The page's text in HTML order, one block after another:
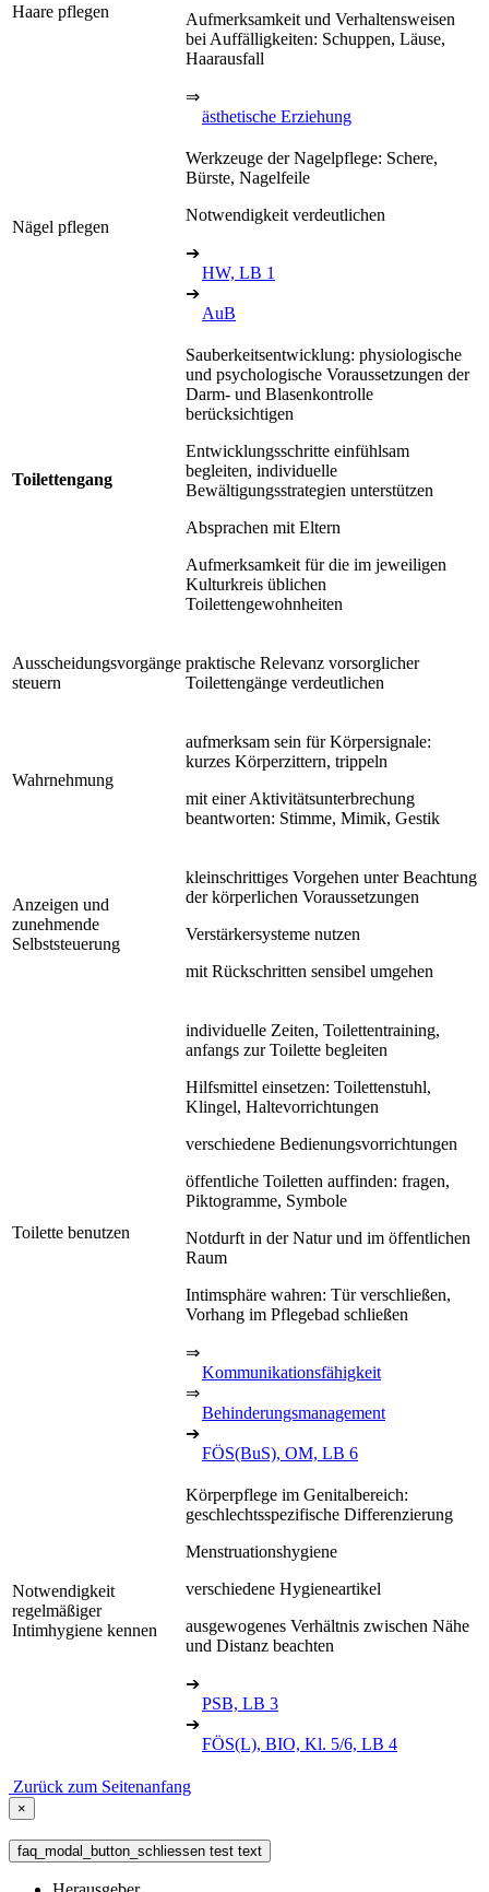
Haare pflegen
Aufmerksamkeit und Verhaltensweisen
bei Auffälligkeiten: Schuppen, Läuse,
Haarausfall
⇒
ästhetische Erziehung
Nägel pflegen
Werkzeuge der Nagelpflege: Schere,
Bürste, Nagelfeile
Notwendigkeit verdeutlichen
➔
HW, LB 1
➔
AuB
Toilettengang
Sauberkeitsentwicklung: physiologische
und psychologische Voraussetzungen der
Darm- und Blasenkontrolle
berücksichtigen
Entwicklungsschritte einfühlsam
begleiten, individuelle
Bewältigungsstrategien unterstützen
Absprachen mit Eltern
Aufmerksamkeit für die im jeweiligen
Kulturkreis üblichen
Toilettengewohnheiten
Ausscheidungsvorgänge
steuern
praktische Relevanz vorsorglicher
Toilettengänge verdeutlichen
Wahrnehmung
aufmerksam sein für Körpersignale:
kurzes Körperzittern, trippeln
mit einer Aktivitätsunterbrechung
beantworten: Stimme, Mimik, Gestik
Anzeigen und
zunehmende
Selbststeuerung
kleinschrittiges Vorgehen unter Beachtung
der körperlichen Voraussetzungen
Verstärkersysteme nutzen
mit Rückschritten sensibel umgehen
Toilette benutzen
individuelle Zeiten, Toilettentraining,
anfangs zur Toilette begleiten
Hilfsmittel einsetzen: Toilettenstuhl,
Klingel, Haltevorrichtungen
verschiedene Bedienungsvorrichtungen
öffentliche Toiletten auffinden: fragen,
Piktogramme, Symbole
Notdurft in der Natur und im öffentlichen
Raum
Intimsphäre wahren: Tür verschließen,
Vorhang im Pflegebad schließen
⇒
Kommunikationsfähigkeit
⇒
Behinderungsmanagement
➔
FÖS(BuS), OM, LB 6
Notwendigkeit
regelmäßiger
Intimhygiene kennen
Körperpflege im Genitalbereich:
geschlechtsspezifische Differenzierung
Menstruationshygiene
verschiedene Hygieneartikel
ausgewogenes Verhältnis zwischen Nähe
und Distanz beachten
➔
PSB, LB 3
➔
FÖS(L), BIO, Kl. 5/6, LB 4
Zurück zum Seitenanfang
×
faq_modal_button_schliessen test text